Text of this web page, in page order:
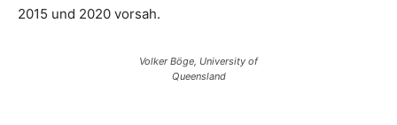
2015 und 2020 vorsah.
Volker Böge, University of
Queensland